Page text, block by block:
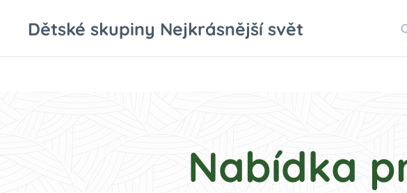
Dětské skupiny Nejkrásnější svět
Nabídka